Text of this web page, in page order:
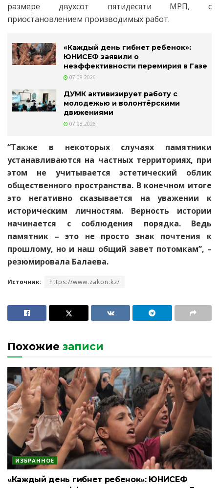
размере двухсот пятидесяти МРП, с
приостановлением производимых работ.
«Каждый день гибнет ребенок»:
ЮНИСЕФ заявили о
неэффективности перемирия в Газе
07.08.2026
ДУМК активизирует работу с
молодежью и волонтёрскими
движениями
07.08.2026
“Также в некоторых случаях памятники
устанавливаются на частных территориях, при
этом не учитывается эстетический облик
общественного пространства. В конечном итоге
это негативно сказывается на уважении к
историческим личностям. Верность истории
начинается с соблюдения порядка. Ведь
памятник – это не просто знак почтения к
прошлому, но и наш общий завет потомкам”, –
резюмировала Балаева.
Источник: https://www.zakon.kz/
Похожие записи
ИЗБРАННОЕ
«Каждый день гибнет ребенок»: ЮНИСЕФ